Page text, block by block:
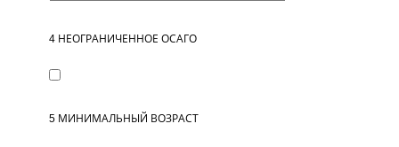
4 НЕОГРАНИЧЕННОЕ ОСАГО
5 МИНИМАЛЬНЫЙ ВОЗРАСТ